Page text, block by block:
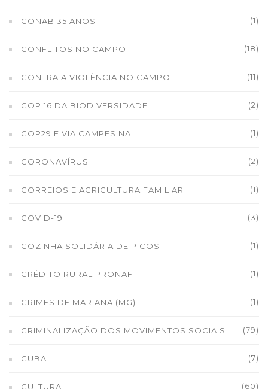
CONAB 35 ANOS (1)
CONFLITOS NO CAMPO (18)
CONTRA A VIOLÊNCIA NO CAMPO (11)
COP 16 DA BIODIVERSIDADE (2)
COP29 E VIA CAMPESINA (1)
CORONAVÍRUS (2)
CORREIOS E AGRICULTURA FAMILIAR (1)
COVID-19 (3)
COZINHA SOLIDÁRIA DE PICOS (1)
CRÉDITO RURAL PRONAF (1)
CRIMES DE MARIANA (MG) (1)
CRIMINALIZAÇÃO DOS MOVIMENTOS SOCIAIS (79)
CUBA (7)
CULTURA (60)